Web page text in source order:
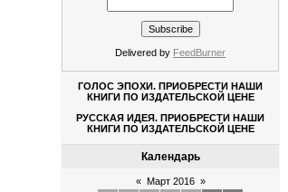
Delivered by FeedBurner
ГОЛОС ЭПОХИ. ПРИОБРЕСТИ НАШИ
КНИГИ ПО ИЗДАТЕЛЬСКОЙ ЦЕНЕ
РУССКАЯ ИДЕЯ. ПРИОБРЕСТИ НАШИ
КНИГИ ПО ИЗДАТЕЛЬСКОЙ ЦЕНЕ
Календарь
« Март 2016 »